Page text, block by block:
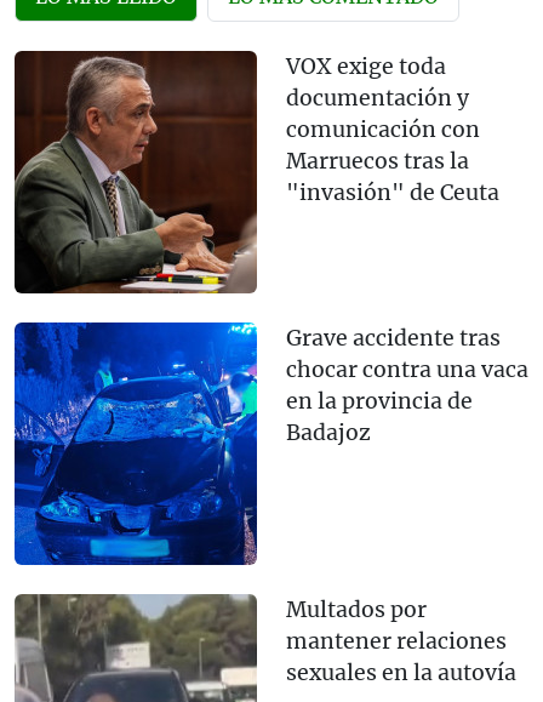
VOX exige toda
documentación y
comunicación con
Marruecos tras la
"invasión" de Ceuta
Grave accidente tras
chocar contra una vaca
en la provincia de
Badajoz
Multados por
mantener relaciones
sexuales en la autovía